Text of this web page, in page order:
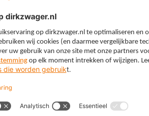
Wat houdt de
turboliquidatie
De Tijdelijke wet transparantie
van de wet al aangeeft - meer